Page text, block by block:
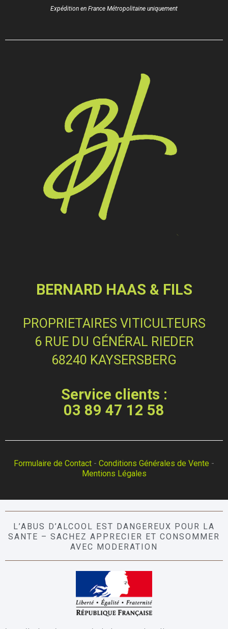
Expédition en France Métropolitaine uniquement
BERNARD HAAS & FILS
PROPRIETAIRES VITICULTEURS
6 RUE DU GÉNÉRAL RIEDER
68240 KAYSERSBERG
Service clients :
03 89 47 12 58
Formulaire de Contact - Conditions Générales de Vente -
Mentions Légales
L’ABUS D’ALCOOL EST DANGEREUX POUR LA
SANTE – SACHEZ APPRECIER ET CONSOMMER
AVEC MODERATION